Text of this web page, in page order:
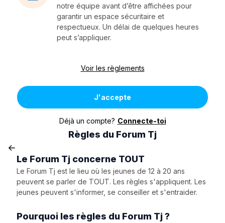
notre équipe avant d’être affichées pour
garantir un espace sécuritaire et
respectueux. Un délai de quelques heures
peut s’appliquer.
Voir les règlements
J'accepte
Déjà un compte? Connecte-toi
Règles du Forum Tj
Le Forum Tj concerne TOUT
Le Forum Tj est le lieu où les jeunes de 12 à 20 ans
peuvent se parler de TOUT. Les règles s'appliquent. Les
jeunes peuvent s'informer, se conseiller et s'entraider.
Pourquoi les règles du Forum Tj ?